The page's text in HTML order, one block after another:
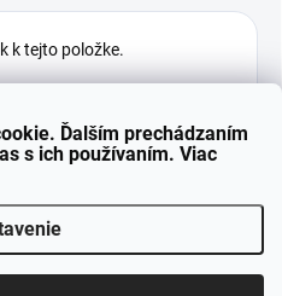
Ďalším prechádzaním
s ich používaním. Viac
k tejto položke.